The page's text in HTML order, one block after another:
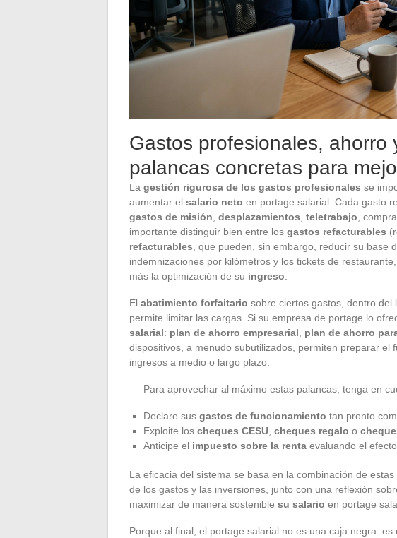
Gastos profesionales, ahorro
palancas concretas para
La gestión rigurosa de los gastos profesionales se
aumentar el salario neto en portage salarial. Cada gasto
gastos de misión, desplazamientos, teletrabajo,
importante distinguir bien entre los gastos refacturables
refacturables, que pueden, sin embargo, reducir su base
indemnizaciones por kilómetros y los tickets de
más la optimización de su ingreso.
El abatimiento forfaitario sobre ciertos gastos, dentro del
permite limitar las cargas. Si su empresa de portage lo
salarial: plan de ahorro empresarial, plan de ahorro
dispositivos, a menudo subutilizados, permiten preparar el
ingresos a medio o largo plazo.
Para aprovechar al máximo estas palancas, tenga en
Declare sus gastos de funcionamiento tan pronto
Exploite los cheques CESU, cheques regalo o
Anticipe el impuesto sobre la renta evaluando el
La eficacia del sistema se basa en la combinación de
de los gastos y las inversiones, junto con una reflexión
maximizar de manera sostenible su salario en portage
Porque al final, el portage salarial no es una caja negra: